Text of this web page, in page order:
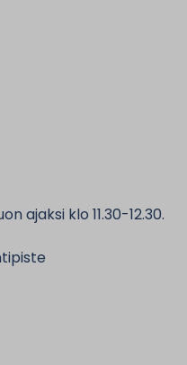
ajaksi klo 11.30-12.30.